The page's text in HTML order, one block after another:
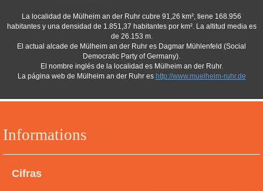
Informations
Cifras
La localidad de Mülheim an der Ruhr cubre 91,26 km², tiene 168.956
habitantes y una densidad de 1.851,37 habitantes por km². La altitud media es
de 26.153 m.
El actual alcade de Mülheim an der Ruhr es Dagmar Mühlenfeld (Social
Democratic Party of Germany).
El nombre inglés de la localidad es Mülheim an der Ruhr.
La página web de Mülheim an der Ruhr es http://www.muelheim-ruhr.de